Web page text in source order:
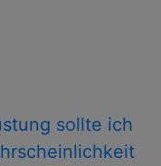
sollte ich